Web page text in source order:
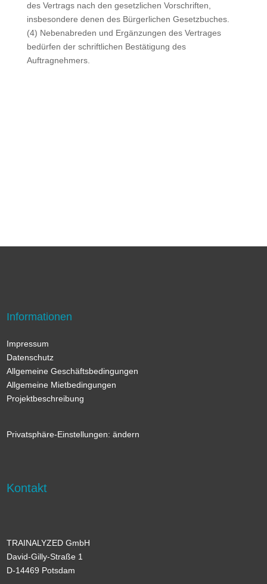
des Vertrags nach den gesetzlichen Vorschriften,
insbesondere denen des Bürgerlichen Gesetzbuches.
(4) Nebenabreden und Ergänzungen des Vertrages
bedürfen der schriftlichen Bestätigung des
Auftragnehmers.
Informationen
Impressum
Datenschutz
Allgemeine Geschäftsbedingungen
Allgemeine Mietbedingungen
Projektbeschreibung
Privatsphäre-Einstellungen: ändern
Kontakt
TRAINALYZED GmbH
David-Gilly-Straße 1
D-14469 Potsdam